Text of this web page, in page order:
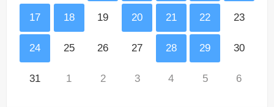
17 18 19 20 21 22 23
24 25 26 27 28 29 30
31 1 2 3 4 5 6